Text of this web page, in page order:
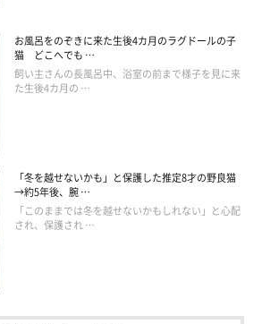
お風呂をのぞきに来た生後4カ月のラグドールの子
猫 どこへでも …
飼い主さんの長風呂中、浴室の前まで様子を見に来
た生後4カ月の …
「冬を越せないかも」と保護した推定8才の野良猫
→約5年後、腕 …
「このままでは冬を越せないかもしれない」と心配
され、保護され …